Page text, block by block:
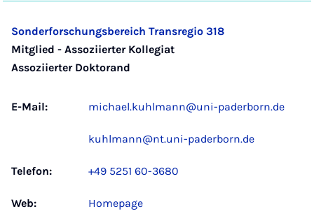
Sonderforschungsbereich Transregio 318
Mitglied - Assoziierter Kollegiat
Assoziierter Doktorand
E-Mail: michael.kuhlmann@uni-paderborn.de
kuhlmann@nt.uni-paderborn.de
Telefon: +49 5251 60-3680
Web: Homepage